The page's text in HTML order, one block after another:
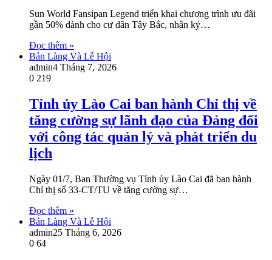
Sun World Fansipan Legend triển khai chương trình ưu đãi
gần 50% dành cho cư dân Tây Bắc, nhân kỷ…
Đọc thêm »
Bản Làng Và Lễ Hội
admin4 Tháng 7, 2026
0 219
Tỉnh ủy Lào Cai ban hành Chỉ thị về
tăng cường sự lãnh đạo của Đảng đối
với công tác quản lý và phát triển du
lịch
Ngày 01/7, Ban Thường vụ Tỉnh ủy Lào Cai đã ban hành
Chỉ thị số 33-CT/TU về tăng cường sự…
Đọc thêm »
Bản Làng Và Lễ Hội
admin25 Tháng 6, 2026
0 64